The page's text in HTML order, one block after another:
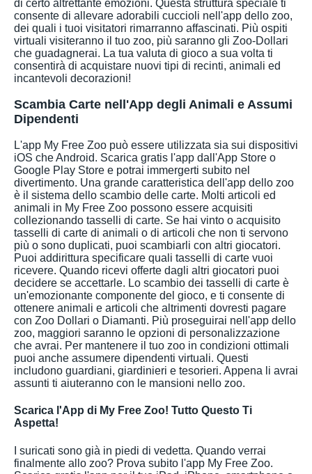
di certo altrettante emozioni. Questa struttura speciale ti
consente di allevare adorabili cuccioli nell'app dello zoo,
dei quali i tuoi visitatori rimarranno affascinati. Più ospiti
virtuali visiteranno il tuo zoo, più saranno gli Zoo-Dollari
che guadagnerai. La tua valuta di gioco a sua volta ti
consentirà di acquistare nuovi tipi di recinti, animali ed
incantevoli decorazioni!
Scambia Carte nell'App degli Animali e Assumi
Dipendenti
L'app My Free Zoo può essere utilizzata sia sui dispositivi
iOS che Android. Scarica gratis l'app dall'App Store o
Google Play Store e potrai immergerti subito nel
divertimento. Una grande caratteristica dell'app dello zoo
è il sistema dello scambio delle carte. Molti articoli ed
animali in My Free Zoo possono essere acquisiti
collezionando tasselli di carte. Se hai vinto o acquisito
tasselli di carte di animali o di articoli che non ti servono
più o sono duplicati, puoi scambiarli con altri giocatori.
Puoi addirittura specificare quali tasselli di carte vuoi
ricevere. Quando ricevi offerte dagli altri giocatori puoi
decidere se accettarle. Lo scambio dei tasselli di carte è
un'emozionante componente del gioco, e ti consente di
ottenere animali e articoli che altrimenti dovresti pagare
con Zoo Dollari o Diamanti. Più proseguirai nell'app dello
zoo, maggiori saranno le opzioni di personalizzazione
che avrai. Per mantenere il tuo zoo in condizioni ottimali
puoi anche assumere dipendenti virtuali. Questi
includono guardiani, giardinieri e tesorieri. Appena li avrai
assunti ti aiuteranno con le mansioni nello zoo.
Scarica l'App di My Free Zoo! Tutto Questo Ti
Aspetta!
I suricati sono già in piedi di vedetta. Quando verrai
finalmente allo zoo? Prova subito l'app My Free Zoo.